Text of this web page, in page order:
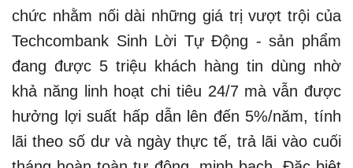
chức nhằm nối dài những giá trị vượt trội của
Techcombank Sinh Lời Tự Động - sản phẩm
đang được 5 triệu khách hàng tin dùng nhờ
khả năng linh hoạt chi tiêu 24/7 mà vẫn được
hưởng lợi suất hấp dẫn lên đến 5%/năm, tính
lãi theo số dư và ngày thực tế, trả lãi vào cuối